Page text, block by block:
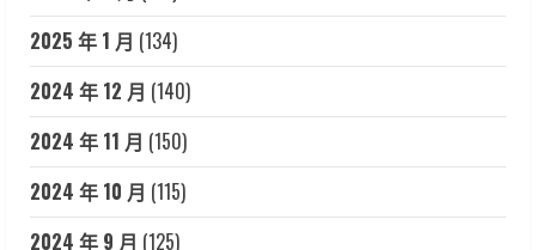
2025 年 1 月 (134)
2024 年 12 月 (140)
2024 年 11 月 (150)
2024 年 10 月 (115)
2024 年 9 月 (125)